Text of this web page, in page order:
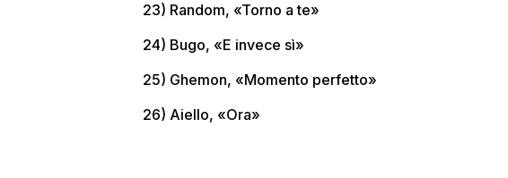
23) Random, «Torno a te»
24) Bugo, «E invece sì»
25) Ghemon, «Momento perfetto»
26) Aiello, «Ora»